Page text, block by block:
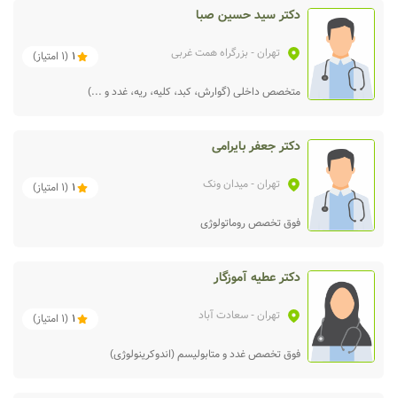
دکتر سید حسین صبا
تهران- بزرگراه همت غربی 1
(
1 امتیاز)
متخصص داخلی (گوارش، کبد، کلیه، ریه، غدد و ...)
دکتر جعفر بایرامی
تهران- میدان ونک 1
(
1 امتیاز)
فوق تخصص روماتولوژی
دکتر عطیه آموزگار
تهران- سعادت آباد 1
(
1 امتیاز)
فوق تخصص غدد و متابولیسم (اندوکرینولوژی)